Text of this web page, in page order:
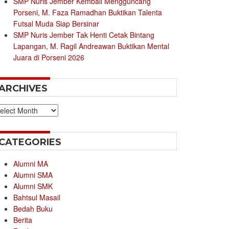
Porseni, M. Faza Ramadhan Buktikan Talenta
Futsal Muda Siap Bersinar
SMP Nuris Jember Tak Henti Cetak Bintang
Lapangan, M. Ragil Andreawan Buktikan Mental
Juara di Porseni 2026
Alumni MA
Alumni SMA
Alumni SMK
Bahtsul Masail
Bedah Buku
Berita